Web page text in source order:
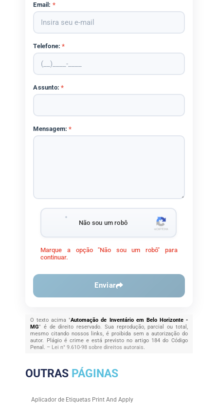
Email: *
Telefone:*
Assunto:*
Mensagem:*
Não sou um robô
Marque a opção "Não sou um robô" para
continuar.
Enviar
O texto acima "Automação de Inventário em Belo Horizonte -
MG" é de direito reservado. Sua reprodução, parcial ou total,
mesmo citando nossos links, é proibida sem a autorização do
autor. Plágio é crime e está previsto no artigo 184 do Código
Penal. – Lei n° 9.610-98 sobre direitos autorais.
OUTRAS PÁGINAS
Aplicador de Etiquetas Print And Apply